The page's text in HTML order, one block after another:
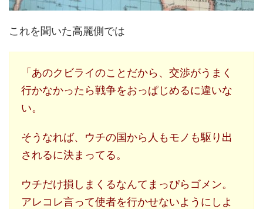
これを聞いた高麗側では
「あのクビライのことだから、交渉がうまく
行かなかったら戦争をおっぱじめるに違いな
い。
そうなれば、ウチの国から人もモノも駆り出
されるに決まってる。
ウチだけ損しまくるなんてまっぴらゴメン。
アレコレ言って使者を行かせないようにしよ